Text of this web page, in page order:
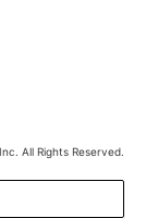
All Rights Reserved.